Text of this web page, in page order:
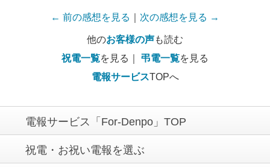
← 前の感想を見る 次の感想を見る →
他のお客様の声も読む
祝電一覧を見る｜ 弔電一覧を見る
電報サービスTOPへ
電報サービス「For-Denpo」TOP
祝電・お祝い電報を選ぶ